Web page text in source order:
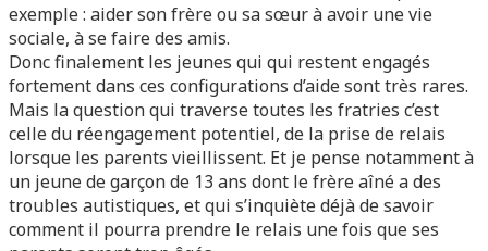
exemple : aider son frère ou sa sœur à avoir une vie
sociale, à se faire des amis.
Donc finalement les jeunes qui qui restent engagés
fortement dans ces configurations d’aide sont très rares.
Mais la question qui traverse toutes les fratries c’est
celle du réengagement potentiel, de la prise de relais
lorsque les parents vieillissent. Et je pense notamment à
un jeune de garçon de 13 ans dont le frère aîné a des
troubles autistiques, et qui s’inquiète déjà de savoir
comment il pourra prendre le relais une fois que ses